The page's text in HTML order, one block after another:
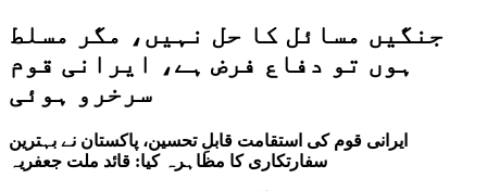
جنگیں مسائل کا حل نہیں، مگر مسلط
ہوں تو دفاع فرض ہے، ایرانی قوم
سرخرو ہوئی
ایرانی قوم کی استقامت قابلِ تحسین، پاکستان نے بہترین
سفارتکاری کا مظاہرہ کیا: قائد ملت جعفریہ